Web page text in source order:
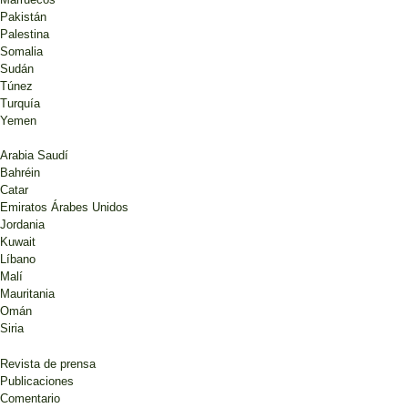
Pakistán
Palestina
Somalia
Sudán
Túnez
Turquía
Yemen
Arabia Saudí
Bahréin
Catar
Emiratos Árabes Unidos
Jordania
Kuwait
Líbano
Malí
Mauritania
Omán
Siria
Revista de prensa
Publicaciones
Comentario